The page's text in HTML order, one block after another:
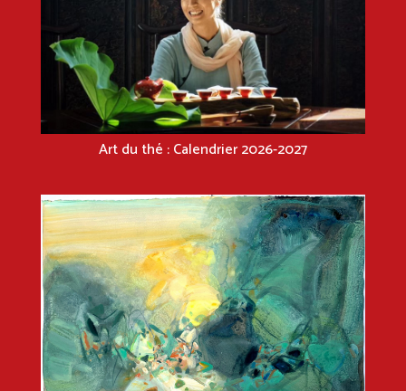
Art du thé : Calendrier 2026-2027